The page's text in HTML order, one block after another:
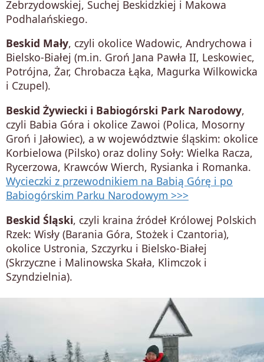
Zebrzydowskiej, Suchej Beskidzkiej i Makowa
Podhalańskiego.
Beskid Mały, czyli okolice Wadowic, Andrychowa i
Bielsko-Białej (m.in. Groń Jana Pawła II, Leskowiec,
Potrójna, Żar, Chrobacza Łąka, Magurka Wilkowicka
i Czupel).
Beskid Żywiecki i Babiogórski Park Narodowy,
czyli Babia Góra i okolice Zawoi (Polica, Mosorny
Groń i Jałowiec), a w województwie śląskim: okolice
Korbielowa (Pilsko) oraz doliny Soły: Wielka Racza,
Rycerzowa, Krawców Wierch, Rysianka i Romanka.
Wycieczki z przewodnikiem na Babią Górę i po
Babiogórskim Parku Narodowym >>>
Beskid Śląski, czyli kraina źródeł Królowej Polskich
Rzek: Wisły (Barania Góra, Stożek i Czantoria),
okolice Ustronia, Szczyrku i Bielsko-Białej
(Skrzyczne i Malinowska Skała, Klimczok i
Szyndzielnia).